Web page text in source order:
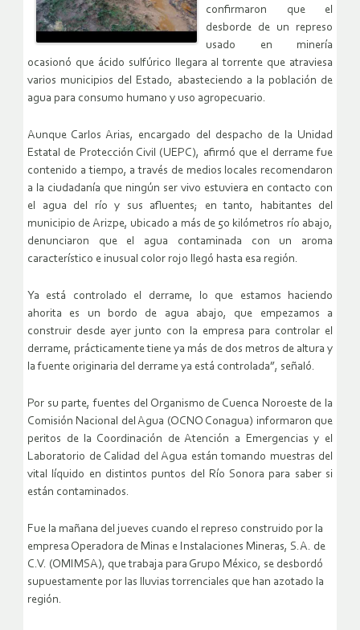
confirmaron que el
desborde de un represo
usado en minería
ocasionó que ácido sulfúrico llegara al torrente que atraviesa
varios municipios del Estado, abasteciendo a la población de
agua para consumo humano y uso agropecuario.
Aunque Carlos Arias, encargado del despacho de la Unidad
Estatal de Protección Civil (UEPC), afirmó que el derrame fue
contenido a tiempo, a través de medios locales recomendaron
a la ciudadanía que ningún ser vivo estuviera en contacto con
el agua del río y sus afluentes; en tanto, habitantes del
municipio de Arizpe, ubicado a más de 50 kilómetros río abajo,
denunciaron que el agua contaminada con un aroma
característico e inusual color rojo llegó hasta esa región.
Ya está controlado el derrame, lo que estamos haciendo
ahorita es un bordo de agua abajo, que empezamos a
construir desde ayer junto con la empresa para controlar el
derrame, prácticamente tiene ya más de dos metros de altura y
la fuente originaria del derrame ya está controlada”, señaló.
Por su parte, fuentes del Organismo de Cuenca Noroeste de la
Comisión Nacional del Agua (OCNO Conagua) informaron que
peritos de la Coordinación de Atención a Emergencias y el
Laboratorio de Calidad del Agua están tomando muestras del
vital líquido en distintos puntos del Río Sonora para saber si
están contaminados.
Fue la mañana del jueves cuando el represo construido por la
empresa Operadora de Minas e Instalaciones Mineras, S.A. de
C.V. (OMIMSA), que trabaja para Grupo México, se desbordó
supuestamente por las lluvias torrenciales que han azotado la
región.